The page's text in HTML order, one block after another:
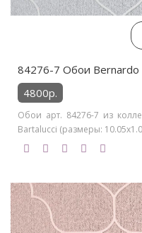
84276-7 Обои Bernardo
4800р.
Обои арт. 84276-7 из
Bartalucci (размеры: